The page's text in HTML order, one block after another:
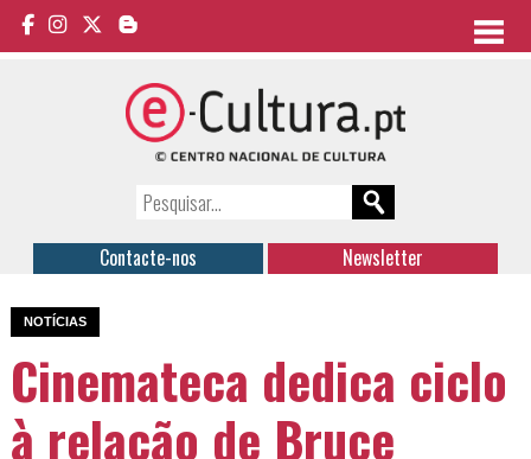
Contacte-nos Newsletter
NOTÍCIAS
Cinemateca dedica ciclo
à relação de Bruce